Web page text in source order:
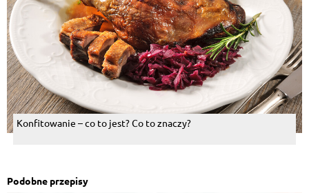
Konfitowanie – co to jest? Co to znaczy?
Podobne przepisy